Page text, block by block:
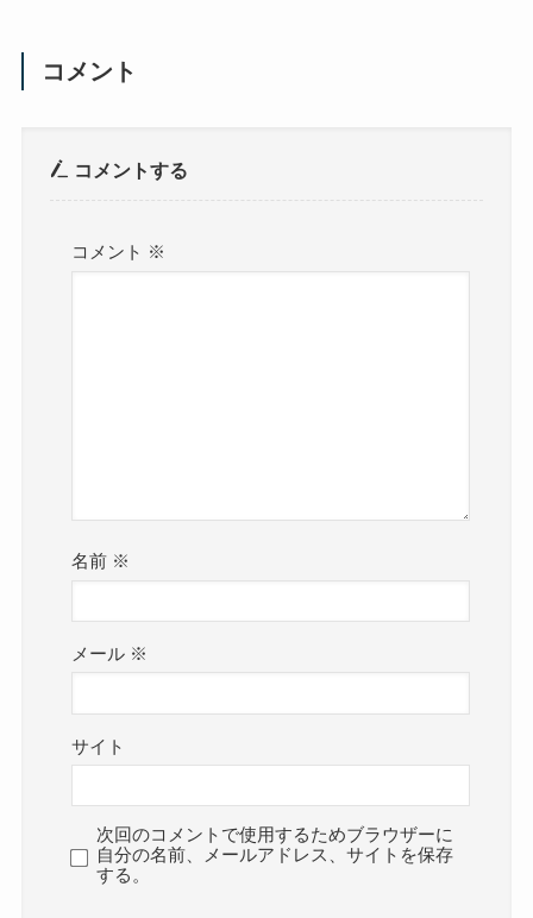
コメント
コメントする
コメント ※
名前 ※
メール ※
サイト
次回のコメントで使用するためブラウザーに
自分の名前、メールアドレス、サイトを保存
する。